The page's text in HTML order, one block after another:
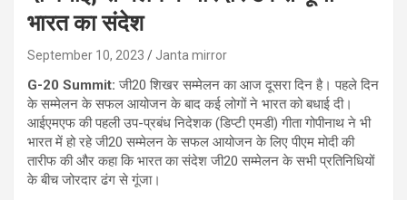
भारत का संदेश
September 10, 2023 Janta mirror
G-20 Summit: जी20 शिखर सम्मेलन का आज दूसरा दिन है। पहले दिन
के सम्मेलन के सफल आयोजन के बाद कई लोगों ने भारत को बधाई दी।
आईएमएफ की पहली उप-प्रबंध निदेशक (डिप्‍टी एमडी) गीता गोपीनाथ ने भी
भारत में हो रहे जी20 सम्मेलन के सफल आयोजन के लिए पीएम मोदी की
तारीफ की और कहा कि भारत का संदेश जी20 सम्मेलन के सभी प्रतिनिधियों
के बीच जोरदार ढंग से गूंजा।